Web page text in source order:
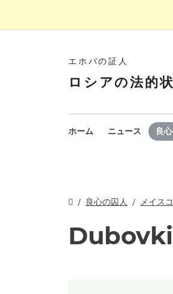
エホバの証人
ロシアの法的
ホーム ニュース 良
良心の囚人 メイス